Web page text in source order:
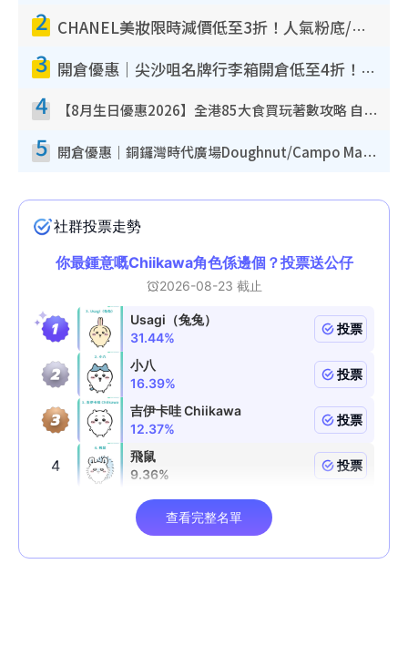
2 CHANEL美妝限時減價低至3折！人氣粉底/唇膏/精華液低至$275！COCO香水都有平
3 開倉優惠｜尖沙咀名牌行李箱開倉低至4折！一連5日 American Tourister/ace./Hallmark $200起！
4 【8月生日優惠2026】全港85大食買玩著數攻略 自助餐/火鍋放題同行免費＋誠品/DONKI送現金券
5 開倉優惠｜銅鑼灣時代廣場Doughnut/Campo Marzio開倉低至1折！背囊、書包、手袋劈價$200起